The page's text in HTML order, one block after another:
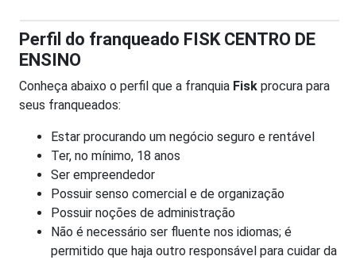
Perfil do franqueado FISK CENTRO DE
ENSINO
Conheça abaixo o perfil que a franquia Fisk procura para
seus franqueados:
Estar procurando um negócio seguro e rentável
Ter, no mínimo, 18 anos
Ser empreendedor
Possuir senso comercial e de organização
Possuir noções de administração
Não é necessário ser fluente nos idiomas; é
permitido que haja outro responsável para cuidar da